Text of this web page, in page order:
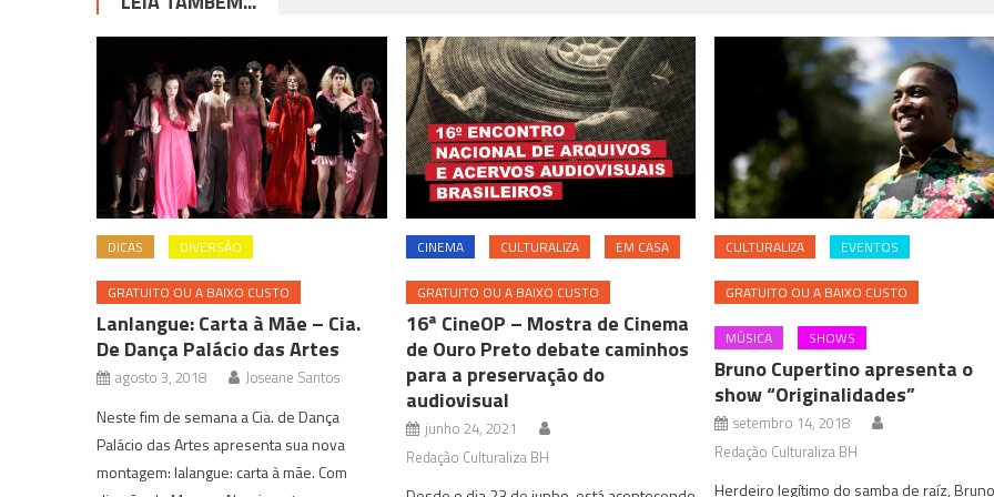
DICAS DIVERSÃO
GRATUITO OU A BAIXO CUSTO
Lanlangue: Carta à Mãe – Cia.
De Dança Palácio das Artes
agosto 3, 2018 Joseane Santos
Neste fim de semana a Cia. de Dança
Palácio das Artes apresenta sua nova
montagem: lalangue: carta à mãe. Com
CINEMA CULTURALIZA EM CASA
GRATUITO OU A BAIXO CUSTO
16ª CineOP – Mostra de Cinema
de Ouro Preto debate caminhos
para a preservação do
audiovisual
junho 24, 2021
Redação Culturaliza BH
CULTURALIZA EVENTOS
GRATUITO OU A BAIXO CUSTO
MÚSICA SHOWS
Bruno Cupertino apresenta o
show “Originalidades”
setembro 14, 2018
Redação Culturaliza BH
Herdeiro legítimo do samba de raíz,